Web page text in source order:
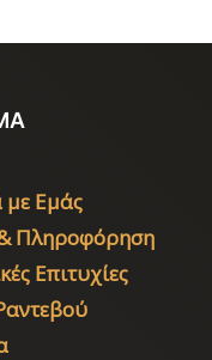
με Εμάς
Πληροφόρηση
Επιτυχίες